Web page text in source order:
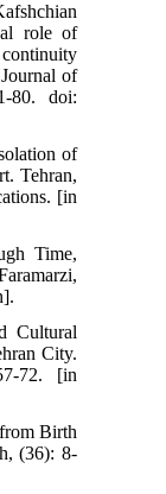
and Kafshchian
role of
in the continuity
Journal of
61-80. doi:
Consolation of
of Art. Tehran,
Publications. [in
Through Time,
Faramarzi,
Persian].
and Cultural
in Tehran City.
57-72. [in
17-3.5
from Birth
Soffeh, (36): 8-